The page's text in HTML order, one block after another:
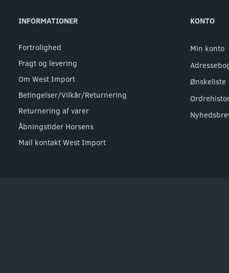
INFORMATIONER
Fortrolighed
Fragt og levering
Om West Import
Betingelser/Vilkår/Returnering
Returnering af varer
Åbningstider Horsens
Mail kontakt West Import
KONTO
Min konto
Ønskeliste